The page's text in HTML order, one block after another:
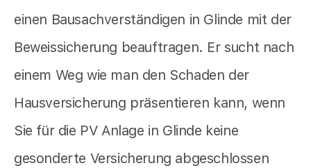
einen Bausachverständigen in Glinde mit der
Beweissicherung beauftragen. Er sucht nach
einem Weg wie man den Schaden der
Hausversicherung präsentieren kann, wenn
Sie für die PV Anlage in Glinde keine
gesonderte Versicherung abgeschlossen